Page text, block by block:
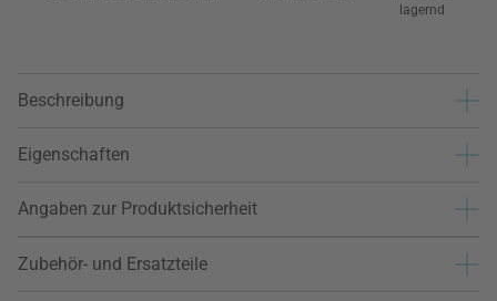
lagernd
Beschreibung
Eigenschaften
Angaben zur Produktsicherheit
Zubehör- und Ersatzteile